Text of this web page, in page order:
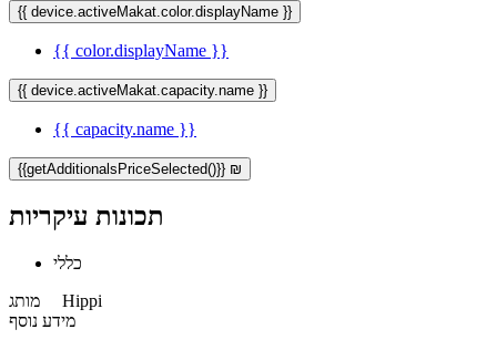
{{ device.activeMakat.color.displayName }}
{{ color.displayName }}
{{ device.activeMakat.capacity.name }}
{{ capacity.name }}
{{getAdditionalsPriceSelected()}} ₪
תכונות עיקריות
כללי
מותג Hippi
מידע נוסף